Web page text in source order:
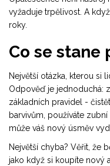
vyžaduje trpělivost. A
roky.
Co se stane
Největší otázka, kterou si
Odpověď je jednoduchá:
základních pravidel -
barvivům, používáte
může váš nový úsměv
Největší chyba? Věřit, že
jako když si koupíte nový